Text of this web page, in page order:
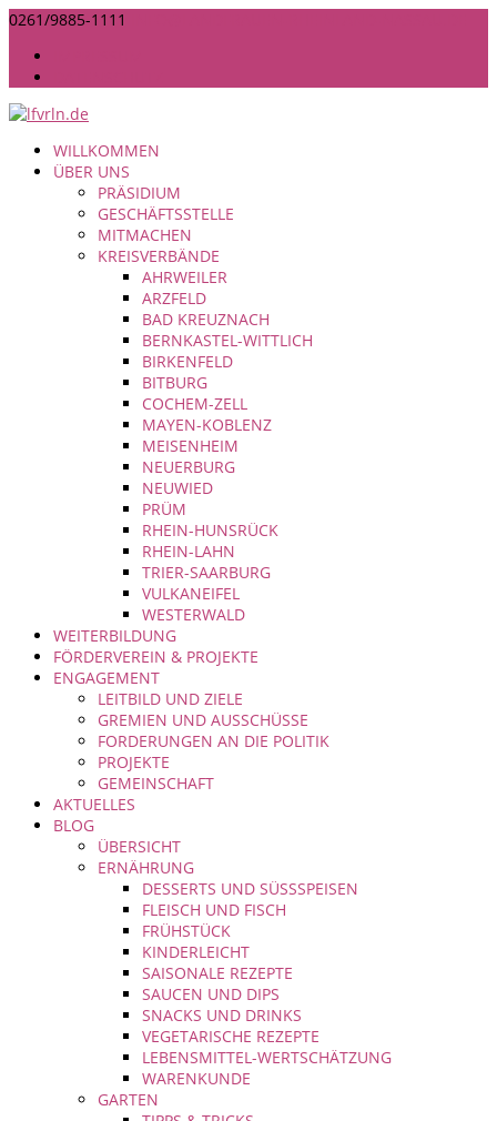
0261/9885-1111
WILLKOMMEN
ÜBER UNS
PRÄSIDIUM
GESCHÄFTSSTELLE
MITMACHEN
KREISVERBÄNDE
AHRWEILER
ARZFELD
BAD KREUZNACH
BERNKASTEL-WITTLICH
BIRKENFELD
BITBURG
COCHEM-ZELL
MAYEN-KOBLENZ
MEISENHEIM
NEUERBURG
NEUWIED
PRÜM
RHEIN-HUNSRÜCK
RHEIN-LAHN
TRIER-SAARBURG
VULKANEIFEL
WESTERWALD
WEITERBILDUNG
FÖRDERVEREIN & PROJEKTE
ENGAGEMENT
LEITBILD UND ZIELE
GREMIEN UND AUSSCHÜSSE
FORDERUNGEN AN DIE POLITIK
PROJEKTE
GEMEINSCHAFT
AKTUELLES
BLOG
ÜBERSICHT
ERNÄHRUNG
DESSERTS UND SÜSSSPEISEN
FLEISCH UND FISCH
FRÜHSTÜCK
KINDERLEICHT
SAISONALE REZEPTE
SAUCEN UND DIPS
SNACKS UND DRINKS
VEGETARISCHE REZEPTE
LEBENSMITTEL-WERTSCHÄTZUNG
WARENKUNDE
GARTEN